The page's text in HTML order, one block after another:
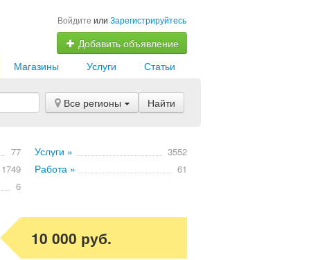
Войдите или Зарегистрируйтесь
Добавить объявление
Статьи
Услуги
Магазины
Все регионы Найти
77 Услуги » 3552
1749 Работа » 61
6
10 000 руб.